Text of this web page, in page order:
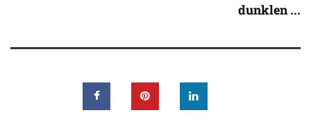
dunklen ...